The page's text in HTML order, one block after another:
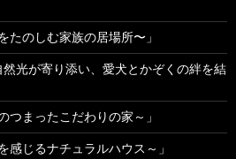
たのしむ家族の居場所〜」
然光が寄り添い、愛犬とかぞくの絆を結
つまったこだわりの家～」
感じるナチュラルハウス～」